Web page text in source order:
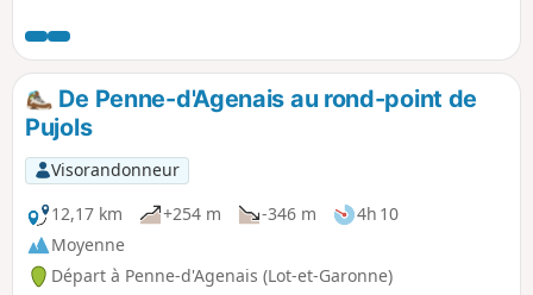
De Penne-d'Agenais au rond-point de
Pujols
Visorandonneur
12,17 km
+254 m -346 m
4h 10
Moyenne
Départ à Penne-d'Agenais (Lot-et-Garonne)